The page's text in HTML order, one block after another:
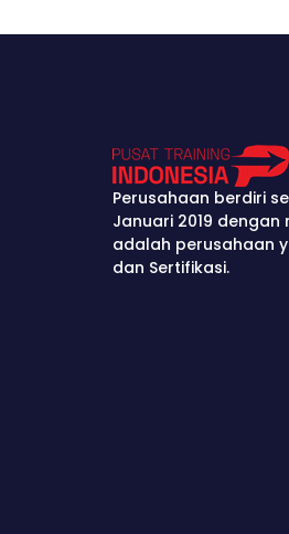
Perusahaan berdiri
Januari 2019 dengan
adalah perusahaan
dan Sertifikasi.